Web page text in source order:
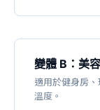
變體 B：美
適用於健身房
溫度。